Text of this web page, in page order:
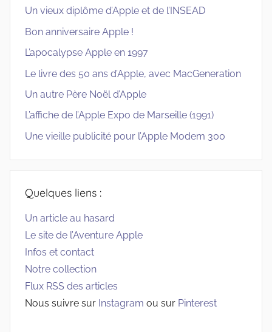
Un vieux diplôme d’Apple et de l’INSEAD
Bon anniversaire Apple !
L’apocalypse Apple en 1997
Le livre des 50 ans d’Apple, avec MacGeneration
Un autre Père Noël d’Apple
L’affiche de l’Apple Expo de Marseille (1991)
Une vieille publicité pour l’Apple Modem 300
Quelques liens :
Un article au hasard
Le site de l’Aventure Apple
Infos et contact
Notre collection
Flux RSS des articles
Nous suivre sur Instagram ou sur Pinterest